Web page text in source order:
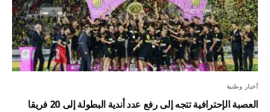
أخبار وطنية
العصبة الإحترافية تتجه إلى رفع عدد أندية البطولة إلى 20 فريقا